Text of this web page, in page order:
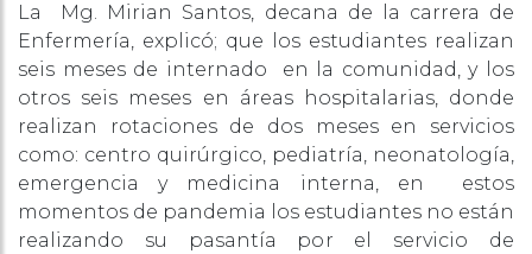
La Mg. Mirian Santos, decana de la carrera de
Enfermería, explicó; que los estudiantes realizan
seis meses de internado en la comunidad, y los
otros seis meses en áreas hospitalarias, donde
realizan rotaciones de dos meses en servicios
como: centro quirúrgico, pediatría, neonatología,
emergencia y medicina interna, en estos
momentos de pandemia los estudiantes no están
realizando su pasantía por el servicio de